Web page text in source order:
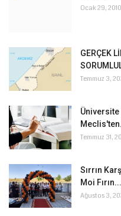
Ocak 29, 2010
GERÇEK
Temmuz 3,
Temmuz 31,
Sırrın
Moi Fırın...
Ağustos 3,